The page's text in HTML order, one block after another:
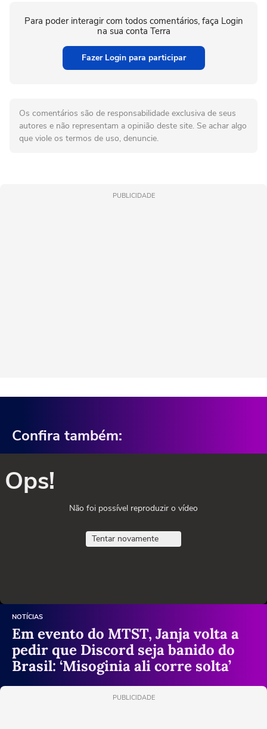
Para poder interagir com todos comentários, faça Login
na sua conta Terra
Fazer Login para participar
Os comentários são de responsabilidade exclusiva de seus
autores e não representam a opinião deste site. Se achar algo
que viole os termos de uso, denuncie.
PUBLICIDADE
Confira também:
Ops!
Não foi possível reproduzir o vídeo
Tentar novamente
NOTÍCIAS
Em evento do MTST, Janja volta a
pedir que Discord seja banido do
Brasil: ‘Misoginia ali corre solta’
PUBLICIDADE